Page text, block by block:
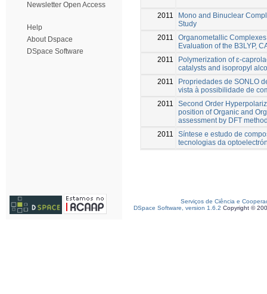
Newsletter Open Access
Help
About Dspace
DSpace Software
2011
Mono and Binuclear
Study
2011
Organometallic
Evaluation of the B3LYP,
2011
Polymerization of ɛ-
catalysts and isopropyl
2011
Propriedades de SONLO
vista à possibilidade de
2011
Second Order
position of Organic and
assessment by DFT
2011
Síntese e estudo de
tecnologias da
Serviços de Ciência e
DSpace Software, version 1.6.2 Copyright ©